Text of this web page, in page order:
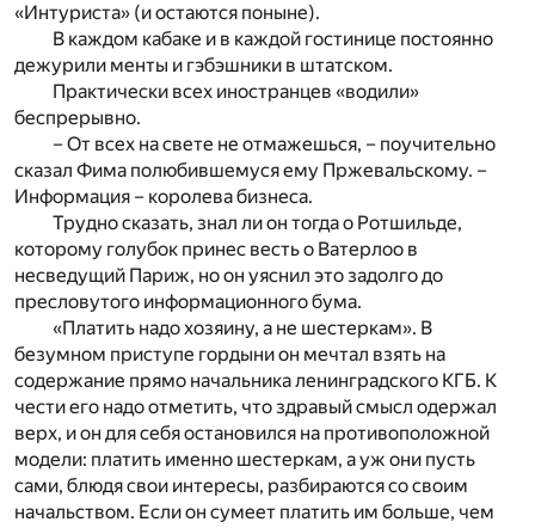
«Интуриста» (и остаются поныне).
В каждом кабаке и в каждой гостинице постоянно
дежурили менты и гэбэшники в штатском.
Практически всех иностранцев «водили»
беспрерывно.
– От всех на свете не отмажешься, – поучительно
сказал Фима полюбившемуся ему Пржевальскому. –
Информация – королева бизнеса.
Трудно сказать, знал ли он тогда о Ротшильде,
которому голубок принес весть о Ватерлоо в
несведущий Париж, но он уяснил это задолго до
пресловутого информационного бума.
«Платить надо хозяину, а не шестеркам». В
безумном приступе гордыни он мечтал взять на
содержание прямо начальника ленинградского КГБ. К
чести его надо отметить, что здравый смысл одержал
верх, и он для себя остановился на противоположной
модели: платить именно шестеркам, а уж они пусть
сами, блюдя свои интересы, разбираются со своим
начальством. Если он сумеет платить им больше, чем